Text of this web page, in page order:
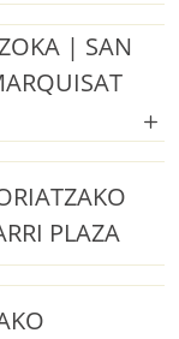
| SAN
PLAZA